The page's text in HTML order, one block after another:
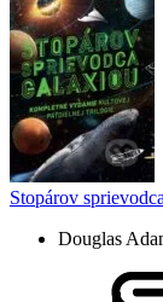
Stopárov
Douglas